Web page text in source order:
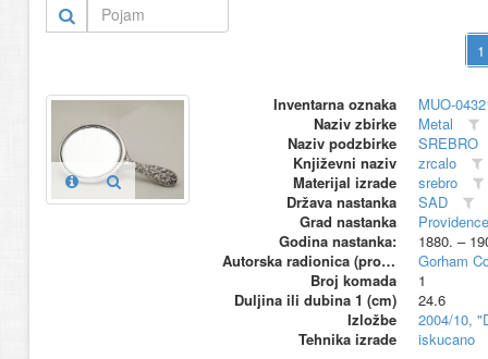
Inventarna oznaka
MUO-
Naziv zbirke
Metal
Naziv podzbirke
SREBRO
Književni naziv
zrcalo
Materijal izrade
srebro
Država nastanka
SAD
Grad nastanka
Godina nastanka:
1880. –
Autorska radionica (proizvođač)
Gorham
Broj komada
1
Duljina ili dubina 1 (cm)
24.6
Izložbe
2004/10,
Tehnika izrade
iskucano